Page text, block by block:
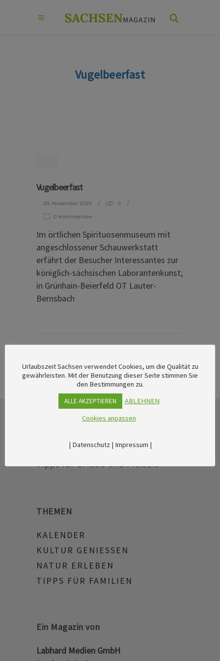
Vugelbeerfast
Vugelbeerfast
20. November 2025 0
0 Kommentare
Im örtlichen Spirituosenmuseum mit
angeschlossener Schauwerkstatt
erfährt der Besucher Interessantes zur
königlich-sächsischen Laborantenkunst;
in Grünhain-Beierfeld OT Lauter-
Bernsbach
THEMEN
KALENDER
KULTUR GENIESSEN
NATUR ERLEBEN
TIPPS FÜR FAMILIEN
Ein Magazin von
Labhard Medien GmbH
Urlaubszeit Sachsen verwendet Cookies, um die Qualität zu
gewährleisten. Mit der Benutzung dieser Seite stimmen Sie
den Bestimmungen zu.
ALLE AKZEPTIEREN
ABLEHNEN
Cookies anpassen
| Datenschutz| Impressum |